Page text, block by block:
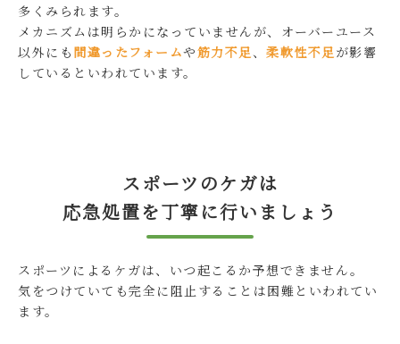
多くみられます。
メカニズムは明らかになっていませんが、オーバーユース
以外にも 間違ったフォームや筋力不足、 柔軟性不足 が影響
しているといわれています。
スポーツのケガは
応急処置を丁寧に行いましょう
スポーツによるケガは、いつ起こるか予想できません。
気をつけていても完全に阻止することは困難といわれてい
ます。